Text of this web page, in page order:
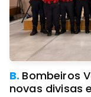
B. Bombeiros
novas divisas